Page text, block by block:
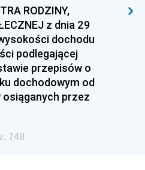
RODZINY,
z dnia 29
dochodu
podlegającej
przepisów o
dochodowym od
przez
748